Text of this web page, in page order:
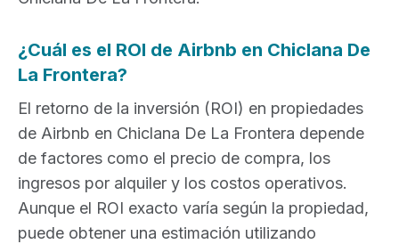
¿Cuál es el ROI de Airbnb en Chiclana De
La Frontera?
El retorno de la inversión (ROI) en propiedades
de Airbnb en Chiclana De La Frontera depende
de factores como el precio de compra, los
ingresos por alquiler y los costos operativos.
Aunque el ROI exacto varía según la propiedad,
puede obtener una estimación utilizando